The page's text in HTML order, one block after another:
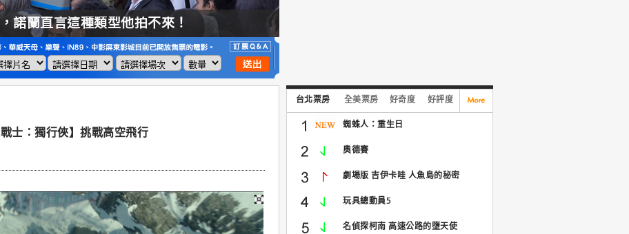
諾蘭直言這種類型他拍不來！
士：獨行俠】挑戰高空飛行
台北票房 全美票房 好奇度 好評度
蜘蛛人：重生日
奧德賽
劇場版 吉伊卡哇 人魚島的秘密
玩具總動員5
名偵探柯南 高速公路的墮天使